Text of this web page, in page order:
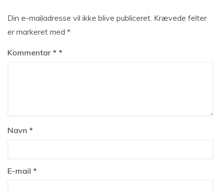
Din e-mailadresse vil ikke blive publiceret. Krævede felter
er markeret med *
Kommentar *
Navn *
E-mail *